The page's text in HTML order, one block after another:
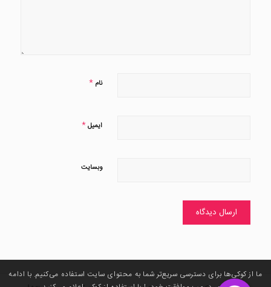
نام *
ایمیل*
وبسایت
ما از کوکی‌ها برای دسترسی سریع‌تر شما به محتوای سایت استفاده می‌کنیم. با ادامه